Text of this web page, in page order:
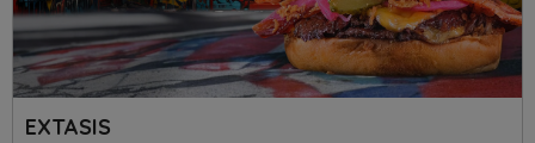
EXTASIS